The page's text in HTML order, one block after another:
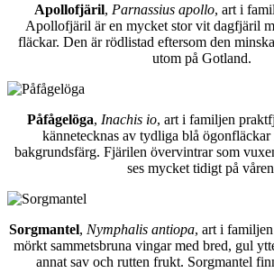
Apollofjäril, Parnassius apollo, art i
Apollofjäril är en mycket stor vit dagfjäril
fläckar. Den är rödlistad eftersom den
utom på Gotland.
Påfågelöga, Inachis io, art i familjen
kännetecknas av tydliga blå
bakgrundsfärg. Fjärilen övervintrar som
ses mycket tidigt på
Sorgmantel, Nymphalis antiopa, art i
mörkt sammetsbruna vingar med bred, gul
annat sav och rutten frukt. Sorgmantel